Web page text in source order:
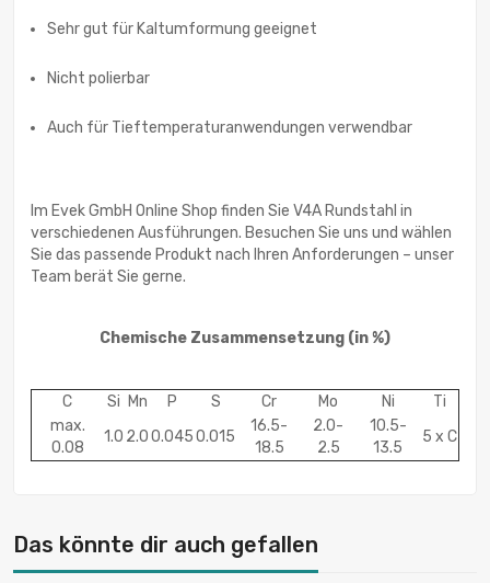
Sehr gut für Kaltumformung geeignet
Nicht polierbar
Auch für Tieftemperaturanwendungen verwendbar
Im Evek GmbH Online Shop finden Sie V4A Rundstahl in
verschiedenen Ausführungen. Besuchen Sie uns und wählen
Sie das passende Produkt nach Ihren Anforderungen – unser
Team berät Sie gerne.
Chemische Zusammensetzung (in %)
C Si Mn P S Cr Mo Ni
Ti
max.
0.08
1.0 2.00.0450.015
16.5-
18.5
2.0-
2.5
10.5-
13.5
5 x C
Das könnte dir auch gefallen